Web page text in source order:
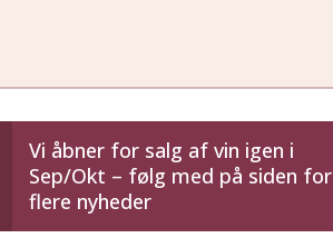
Vi åbner for salg af vin igen i
Sep/Okt – følg med på siden for
flere nyheder